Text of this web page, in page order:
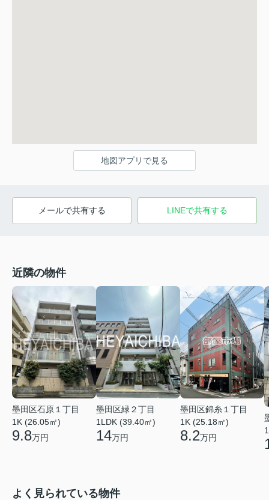
地図アプリで見る
メールで共有する LINEで共有する
近隣の物件
墨田区石原１丁目
1K (26.05㎡)
9.8万円
墨田区緑２丁目
1LDK (39.40㎡)
14万円
墨田区錦糸１丁目
1K (25.18㎡)
8.2万円
よく見られている物件